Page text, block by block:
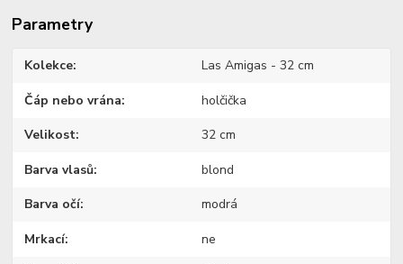
Parametry
Kolekce Las Amigas - 32 cm
Čáp nebo vrána holčička
Velikost 32 cm
Barva vlasů blond
Barva očí modrá
Mrkací ne